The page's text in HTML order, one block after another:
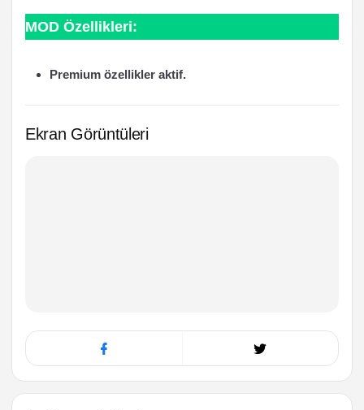
MOD Özellikleri:
Premium özellikler aktif.
Ekran Görüntüleri